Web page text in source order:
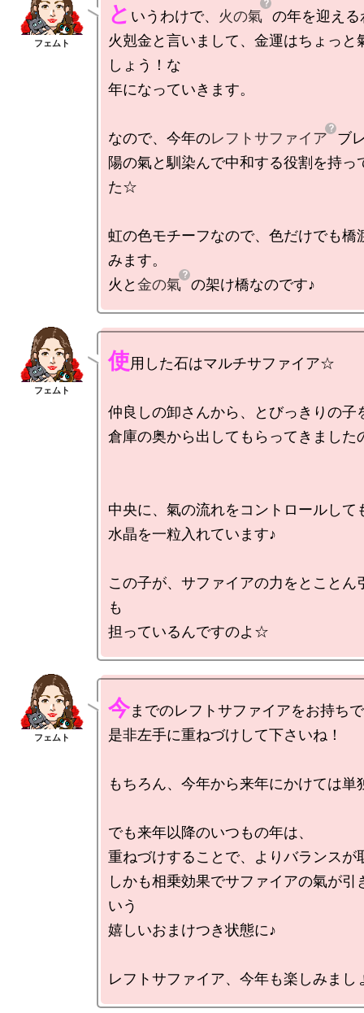
と いうわけで、 火の氣 の年を迎え
火剋金と言いまして、金運はちょっと
しょう！な
年になっていきます。
なので、今年のレフトサファイア
ブ
陽の氣と馴染んで中和する役割を持っ
た☆
虹の色モチーフなので、色だけでも橋
みます。
火と金の氣
使用した石はマルチサファイア☆
仲良しの卸さんから、とびっきりの子
倉庫の奥から出してもらってきまし
中央に、氣の流れをコントロールして
水晶を一粒入れています♪
この子が、サファイアの力をとことん
も
今までのレフトサファイアをお持ち
是非左手に重ねづけして下さいね！
もちろん、今年から来年にかけては
でも来年以降のいつもの年は、
重ねづけすることで、よりバランスが
しかも相乗効果でサファイアの氣が引
いう
嬉しいおまけつき状態に♪